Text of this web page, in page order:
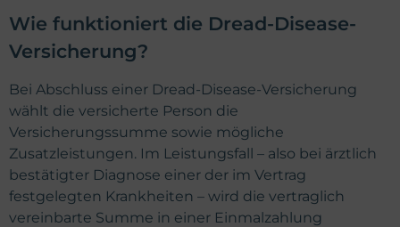
Wie funktioniert die Dread-Disease-
Versicherung?
Bei Abschluss einer Dread-Disease-Versicherung
wählt die versicherte Person die
Versicherungssumme sowie mögliche
Zusatzleistungen. Im Leistungsfall – also bei ärztlich
bestätigter Diagnose einer der im Vertrag
festgelegten Krankheiten – wird die vertraglich
vereinbarte Summe in einer Einmalzahlung